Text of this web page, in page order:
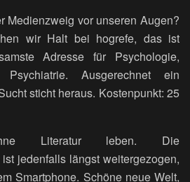
Medienzweig vor unseren Augen?
wir Halt bei hogrefe, das ist
Adresse für Psychologie,
Psychiatrie. Ausgerechnet ein
sticht heraus. Kostenpunkt: 25
Literatur leben. Die
jedenfalls längst weitergezogen,
Smartphone. Schöne neue Welt,